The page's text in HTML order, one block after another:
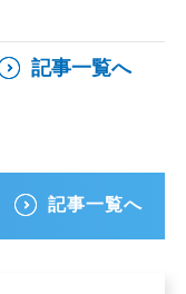
記事一覧へ
記事一覧へ